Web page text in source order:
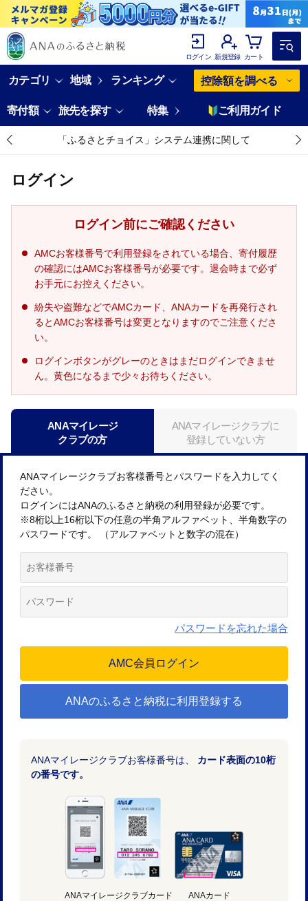
ログイン 新規登録 カート
カテゴリ 地域 ランキング 控除額を調べる
寄付額 旅先を探す 特集 ご利用ガイド
「ふるさとチョイス」システム連携に関して
ログイン
ログイン前にご確認ください
AMCお客様番号で利用登録をされている場合、寄付履歴
の確認にはAMCお客様番号が必要です。退会時まで必ず
お手元にお控えください。
紛失や盗難などでAMCカード、ANAカードを再発行され
るとAMCお客様番号は変更となりますのでご注意くださ
い。
ログインボタンがグレーのときはまだログインできませ
ん。黄色になるまで少々お待ちください。
ANAマイレージ
クラブの方
ANAマイレージクラブに
登録していない方
ANAマイレージクラブお客様番号とパスワードを入力してく
ださい。
ログインにはANAのふるさと納税の利用登録が必要です。
※8桁以上16桁以下の任意の半角アルファベット、半角数字の
パスワードです。 （アルファベットと数字の混在）
パスワードを忘れた場合
ANAのふるさと納税に利用登録する
ANAマイレージクラブお客様番号は、 カード表面の10桁
の番号です。
ANAマイレージクラブカード ANAカード